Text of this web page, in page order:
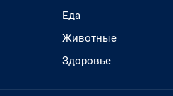
Еда
Животные
Здоровье